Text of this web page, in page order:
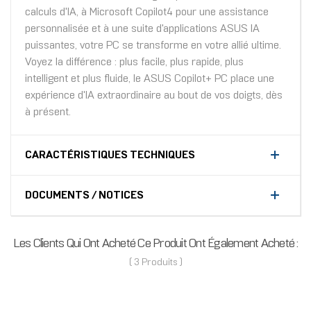
calculs d'IA, à Microsoft Copilot4 pour une assistance
personnalisée et à une suite d'applications ASUS IA
puissantes, votre PC se transforme en votre allié ultime.
Voyez la différence : plus facile, plus rapide, plus
intelligent et plus fluide, le ASUS Copilot+ PC place une
expérience d'IA extraordinaire au bout de vos doigts, dès
à présent.
CARACTÉRISTIQUES TECHNIQUES
DOCUMENTS / NOTICES
Les Clients Qui Ont Acheté Ce Produit Ont Également Acheté :
( 3 Produits )